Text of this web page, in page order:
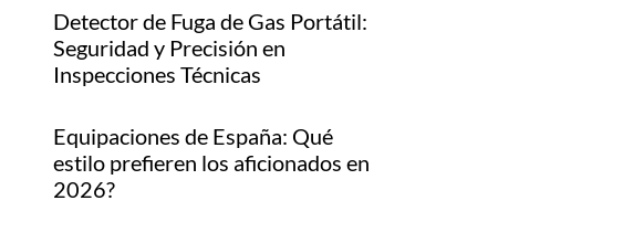
Detector de Fuga de Gas Portátil:
Seguridad y Precisión en
Inspecciones Técnicas
Equipaciones de España: Qué
estilo prefieren los aficionados en
2026?